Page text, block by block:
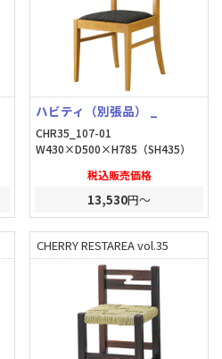
ハビティ（別張品） _
CHR35_107-01
W430×D500×H785（SH435）
税込販売価格
13,530円～
CHERRY RESTAREA vol.35